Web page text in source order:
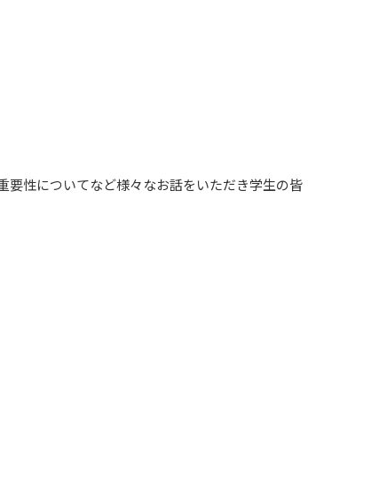
要性についてなど様々なお話をいただき学生の皆